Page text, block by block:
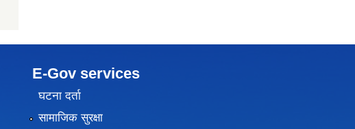
E-Gov services
घटना दर्ता
सामाजिक सुरक्षा